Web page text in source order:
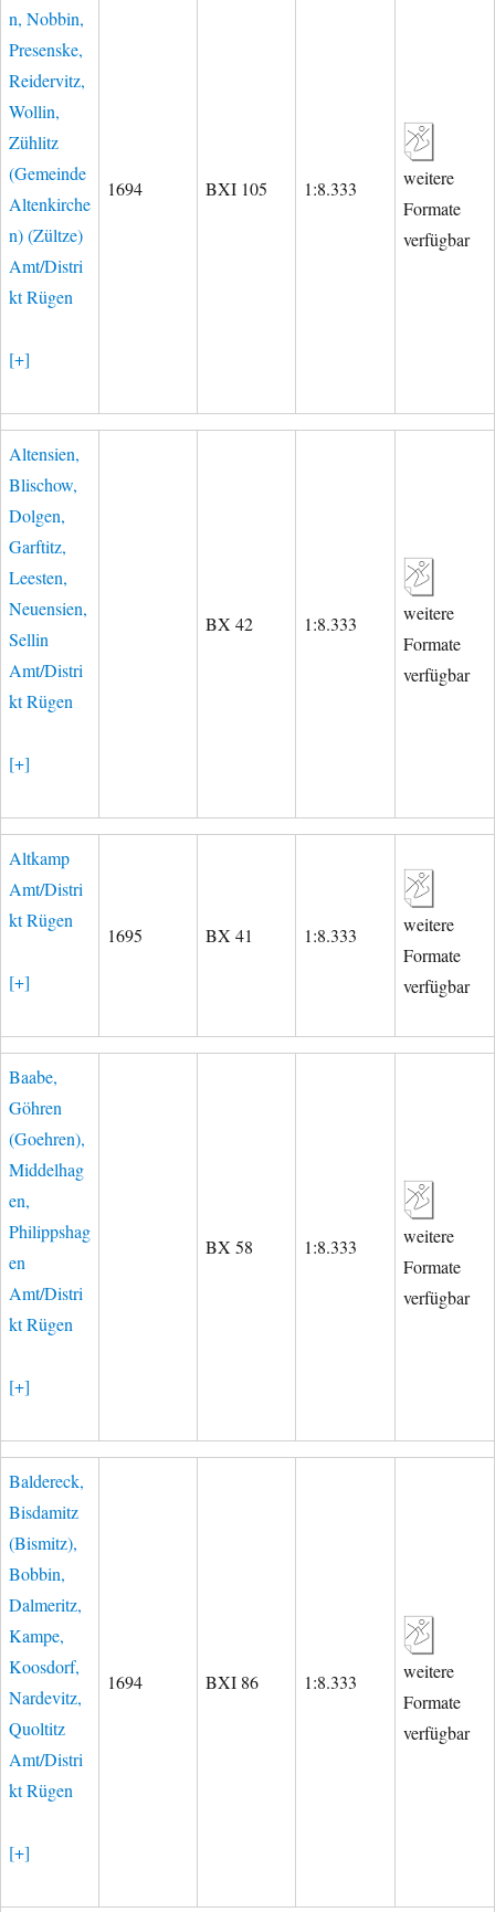
n, Nobbin,
Presenske,
Reidervitz,
Wollin,
Zühlitz
(Gemeinde
Altenkirche
n) (Zültze)
Amt/Distri
kt Rügen
[+]
1694 BXI 105 1:8.333
weitere
Formate
verfügbar
Altensien,
Blischow,
Dolgen,
Garftitz,
Leesten,
Neuensien,
Sellin
Amt/Distri
kt Rügen
[+]
BX 42 1:8.333
weitere
Formate
verfügbar
Altkamp
Amt/Distri
kt Rügen
[+]
1695 BX 41 1:8.333
weitere
Formate
verfügbar
Baabe,
Göhren
(Goehren),
Middelhag
en,
Philippshag
en
Amt/Distri
kt Rügen
[+]
BX 58 1:8.333
weitere
Formate
verfügbar
Baldereck,
Bisdamitz
(Bismitz),
Bobbin,
Dalmeritz,
Kampe,
Koosdorf,
Nardevitz,
Quoltitz
Amt/Distri
kt Rügen
[+]
1694 BXI 86 1:8.333
weitere
Formate
verfügbar